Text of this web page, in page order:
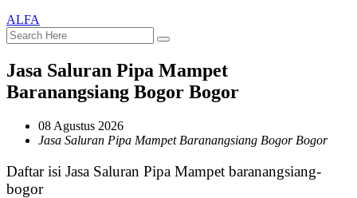
ALFA
Jasa Saluran Pipa Mampet
Baranangsiang Bogor Bogor
08 Agustus 2026
Jasa Saluran Pipa Mampet Baranangsiang Bogor Bogor
Daftar isi Jasa Saluran Pipa Mampet baranangsiang-
bogor